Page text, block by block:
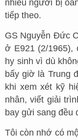
nhiều người bị
tiếp theo.
GS Nguyễn Đức
ở E921 (2/1965),
hy sinh vì dù
bấy giờ là Trung
khi xem xét kỹ
nhân, viết giải
bay gửi sang đều
Tôi còn nhớ có